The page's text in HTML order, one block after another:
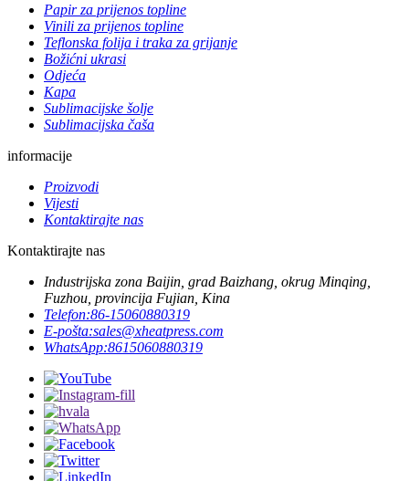
Papir za prijenos topline
Vinili za prijenos topline
Teflonska folija i traka za grijanje
Božićni ukrasi
Odjeća
Kapa
Sublimacijske šolje
Sublimacijska čaša
informacije
Proizvodi
Vijesti
Kontaktirajte nas
Kontaktirajte nas
Industrijska zona Baijin, grad Baizhang, okrug Minqing,
Fuzhou, provincija Fujian, Kina
Telefon:86-15060880319
E-pošta:sales@xheatpress.com
WhatsApp:8615060880319